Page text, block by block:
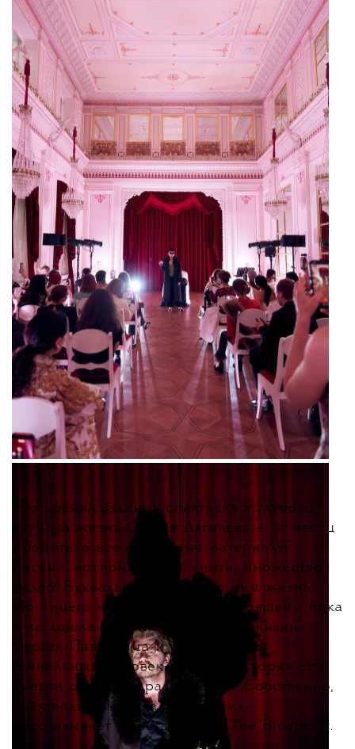
Паутовой, идея спектакля принадлежала
самому бренду — новая коллекция
посвящена «Русским сезонам», и именно
поэтому предложили обратиться к фигуре
Дягилева.
Во время создания спектакля я глубоко
изучала жизнь Сергея Дягилева — за месяц
прочитала все доступные материалы:
письма, воспоминания, книги, множество
видео. Буквально прожила с ним жизнь.
Но ничего не задевало по-настоящему, пока
я не дошла до финальных дней жизни
Сергея Павловича и того, как этот
гениальный человек умирал. История его
смерти сильно поразила меня. Собственно,
спектакль мы сделали об этом »,—
рассказывает Анастасия для The Blueprint.